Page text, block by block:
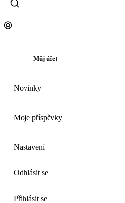
Můj účet
Novinky
Moje příspěvky
Nastavení
Odhlásit se
Přihlásit se